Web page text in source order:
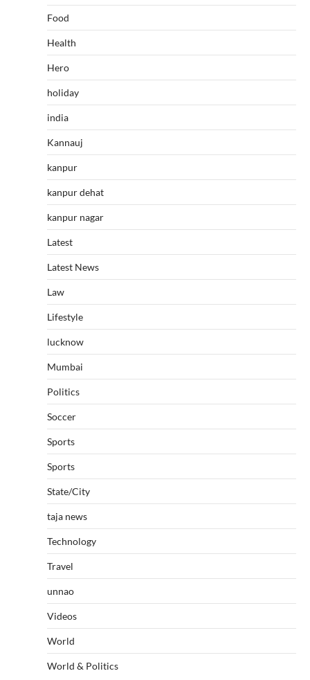
Food
Health
Hero
holiday
india
Kannauj
kanpur
kanpur dehat
kanpur nagar
Latest
Latest News
Law
Lifestyle
lucknow
Mumbai
Politics
Soccer
Sports
Sports
State/City
taja news
Technology
Travel
unnao
Videos
World
World & Politics